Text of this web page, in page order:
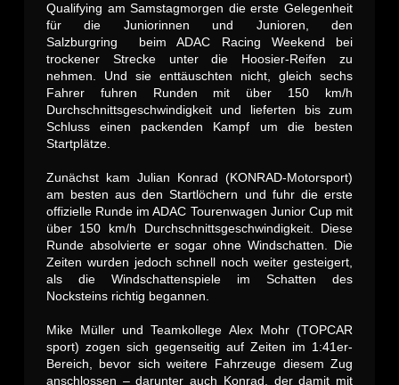
Qualifying am Samstagmorgen die erste Gelegenheit
für die Juniorinnen und Junioren, den
Salzburgring beim ADAC Racing Weekend bei
trockener Strecke unter die Hoosier-Reifen zu
nehmen. Und sie enttäuschten nicht, gleich sechs
Fahrer fuhren Runden mit über 150 km/h
Durchschnittsgeschwindigkeit und lieferten bis zum
Schluss einen packenden Kampf um die besten
Startplätze.
Zunächst kam Julian Konrad (KONRAD-Motorsport)
am besten aus den Startlöchern und fuhr die erste
offizielle Runde im ADAC Tourenwagen Junior Cup mit
über 150 km/h Durchschnittsgeschwindigkeit. Diese
Runde absolvierte er sogar ohne Windschatten. Die
Zeiten wurden jedoch schnell noch weiter gesteigert,
als die Windschattenspiele im Schatten des
Nocksteins richtig begannen.
Mike Müller und Teamkollege Alex Mohr (TOPCAR
sport) zogen sich gegenseitig auf Zeiten im 1:41er-
Bereich, bevor sich weitere Fahrzeuge diesem Zug
anschlossen – darunter auch Konrad, der damit mit